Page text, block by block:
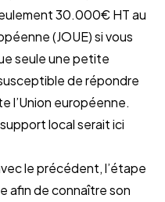
30.000€ HT au
(JOUE) si vous
seule une petite
de répondre
l’Union européenne.
local serait ici
le précédent, l’étape
afin de connaître son